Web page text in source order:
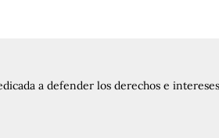
a defender los derechos e